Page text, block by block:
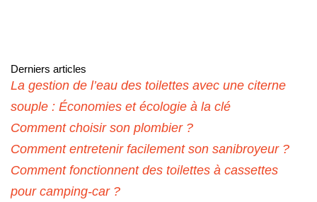
Derniers articles
La gestion de l’eau des toilettes avec une citerne
souple : Économies et écologie à la clé
Comment choisir son plombier ?
Comment entretenir facilement son sanibroyeur ?
Comment fonctionnent des toilettes à cassettes
pour camping-car ?